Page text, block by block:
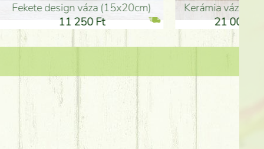
Kerámia váza 35*21cm
21 000 Ft
ballagó fiú fa betűző
1 300 Ft